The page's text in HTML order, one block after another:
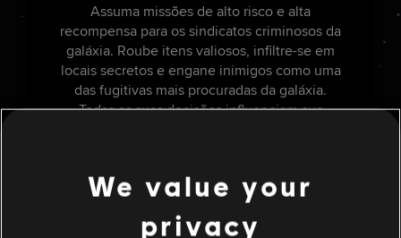
Assuma missões de alto risco e alta
recompensa para os sindicatos criminosos da
galáxia. Roube itens valiosos, infiltre-se em
locais secretos e engane inimigos como uma
das fugitivas mais procuradas da galáxia.
Todas as suas decisões influenciam sua
We value your
privacy